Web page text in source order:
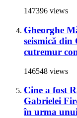
147396 views
Gheorghe
seismică din
cutremur
146548 views
Cine a fost
Gabrielei
în urma